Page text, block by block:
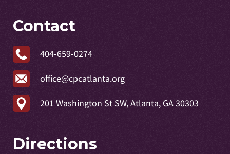
Contact
404-659-0274
office@cpcatlanta.org
201 Washington St SW, Atlanta, GA 30303
Directions